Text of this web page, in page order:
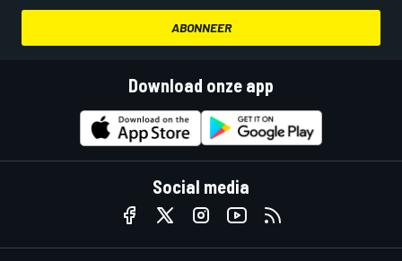
ABONNEER
Download onze app
Social media